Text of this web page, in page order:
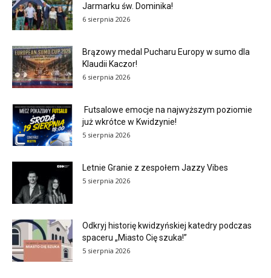
Jarmarku św. Dominika!
6 sierpnia 2026
Brązowy medal Pucharu Europy w sumo dla
Klaudii Kaczor!
6 sierpnia 2026
Futsalowe emocje na najwyższym poziomie
już wkrótce w Kwidzynie!
5 sierpnia 2026
Letnie Granie z zespołem Jazzy Vibes
5 sierpnia 2026
Odkryj historię kwidzyńskiej katedry podczas
spaceru „Miasto Cię szuka!”
5 sierpnia 2026